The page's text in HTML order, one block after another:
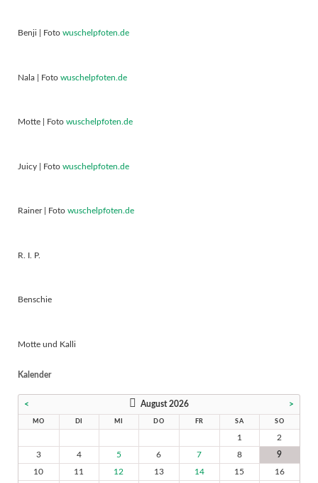
Benji | Foto wuschelpfoten.de
Nala | Foto wuschelpfoten.de
Motte | Foto wuschelpfoten.de
Juicy | Foto wuschelpfoten.de
Rainer | Foto wuschelpfoten.de
R. I. P.
Benschie
Motte und Kalli
Kalender
< August 2026 >
MO DI MI DO FR SA SO
1
2
3
4 5 6 7 8
9
10
11 12 13 14 15
16